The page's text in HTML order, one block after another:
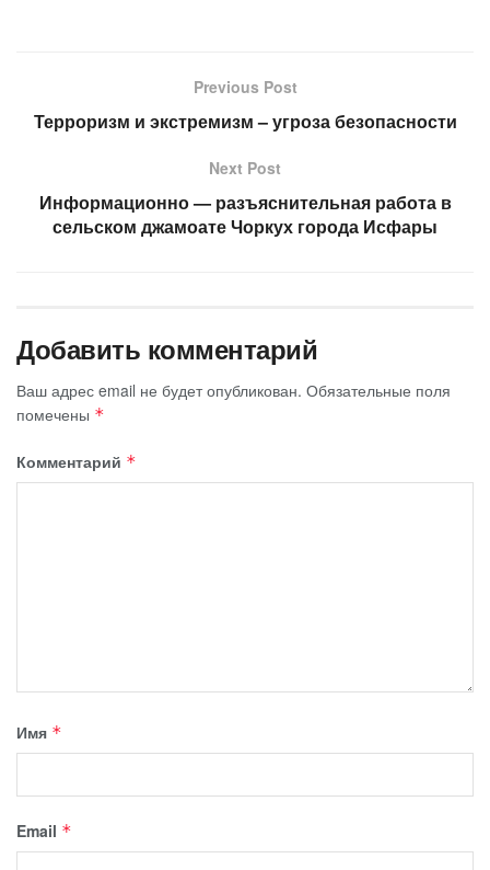
Previous Post
Терроризм и экстремизм – угроза безопасности
Next Post
Информационно — разъяснительная работа в
сельском джамоате Чоркух города Исфары
Добавить комментарий
Ваш адрес email не будет опубликован. Обязательные поля
помечены *
Комментарий *
Имя *
Email *